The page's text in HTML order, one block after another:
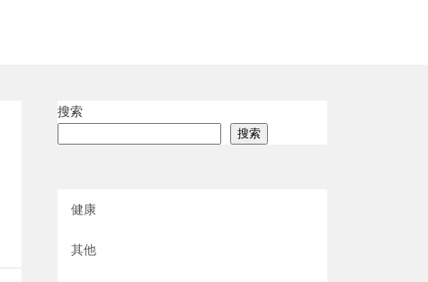
搜索
搜索
健康
其他